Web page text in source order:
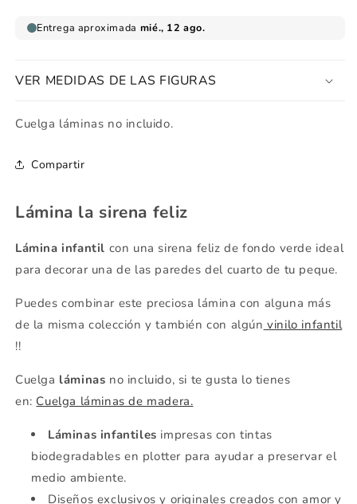
VER MEDIDAS DE LAS FIGURAS
Cuelga láminas no incluido.
Compartir
Lámina la sirena feliz
Lámina infantil con una sirena feliz de fondo verde ideal
para decorar una de las paredes del cuarto de tu peque.
Puedes combinar este preciosa lámina con alguna más
de la misma colección y también con algún vinilo infantil
!!
Cuelga láminas no incluido, si te gusta lo tienes
en: Cuelga láminas de madera.
Láminas infantiles impresas con tintas
biodegradables en plotter para ayudar a preservar el
medio ambiente.
Diseños exclusivos y originales creados con amor y